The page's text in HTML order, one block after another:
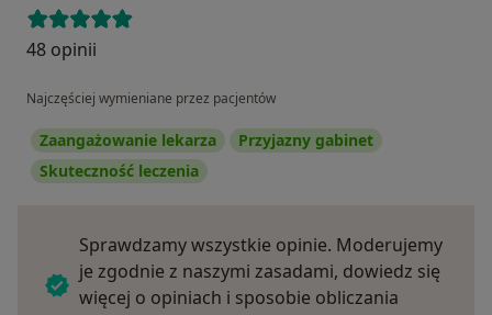
48 opinii
Najczęściej wymieniane przez pacjentów
Zaangażowanie lekarza
Przyjazny gabinet
Skuteczność leczenia
Sprawdzamy wszystkie opinie. Moderujemy
je zgodnie z naszymi zasadami, dowiedz się
więcej o opiniach i sposobie obliczania